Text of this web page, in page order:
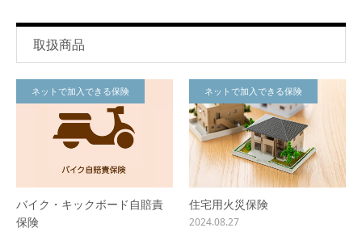
取扱商品
ネットで加入できる保険
バイク・キックボード自賠責
保険
ネットで加入できる保険
住宅用火災保険
2024.08.27